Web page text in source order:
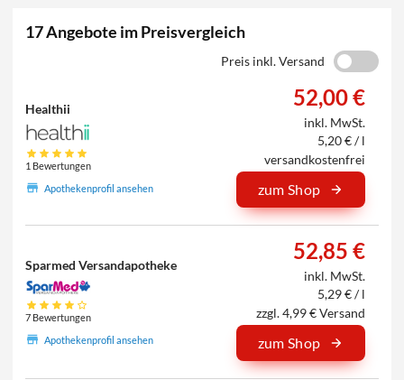
17 Angebote im Preisvergleich
Preis inkl. Versand
Healthii
1 Bewertungen
Apothekenprofil ansehen
52,00 €
inkl. MwSt.
5,20 € / l
versandkostenfrei
zum Shop
Sparmed Versandapotheke
7 Bewertungen
Apothekenprofil ansehen
52,85 €
inkl. MwSt.
5,29 € / l
zzgl. 4,99 € Versand
zum Shop